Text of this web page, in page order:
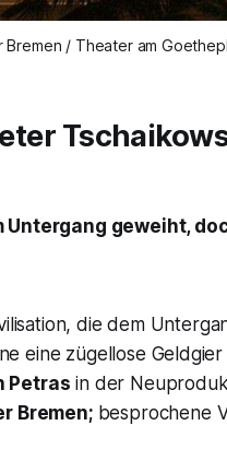
Bremen / Theater am
geweiht,
die dem
eine zügellose
Petras in der
Bremen; besprochene